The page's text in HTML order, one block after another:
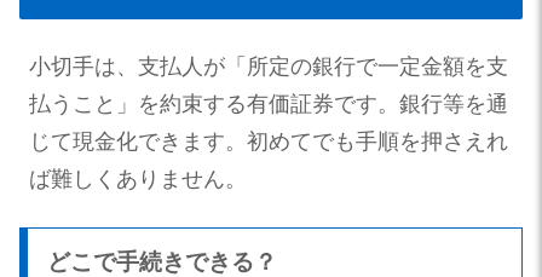
小切手は、支払人が「所定の銀行で一定金額を支
払うこと」を約束する有価証券です。銀行等を通
じて現金化できます。初めてでも手順を押さえれ
ば難しくありません。
どこで手続きできる？